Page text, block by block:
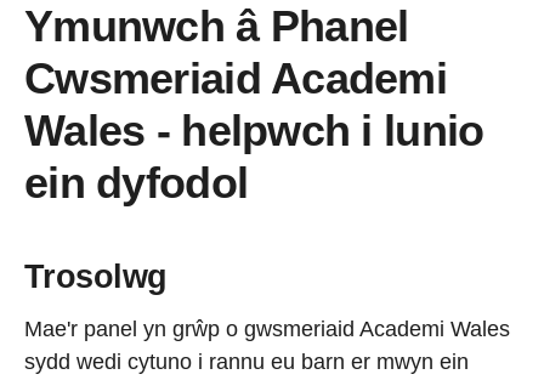
Ymunwch â Phanel
Cwsmeriaid Academi
Wales - helpwch i lunio
ein dyfodol
Trosolwg
Mae'r panel yn grŵp o gwsmeriaid Academi Wales
sydd wedi cytuno i rannu eu barn er mwyn ein